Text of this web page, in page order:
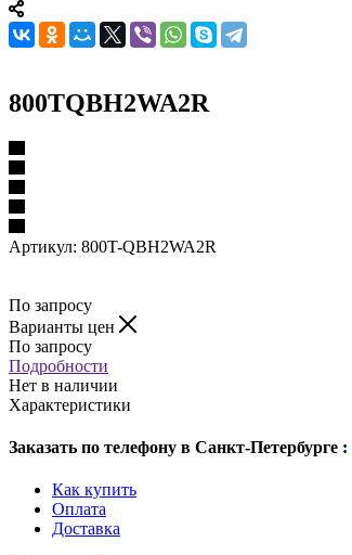
800TQBH2WA2R
Артикул: 800T-QBH2WA2R
По запросу
Варианты цен
По запросу
Подробности
Нет в наличии
Характеристики
Заказать по телефону в Санкт-Петербурге :
Как купить
Оплата
Доставка